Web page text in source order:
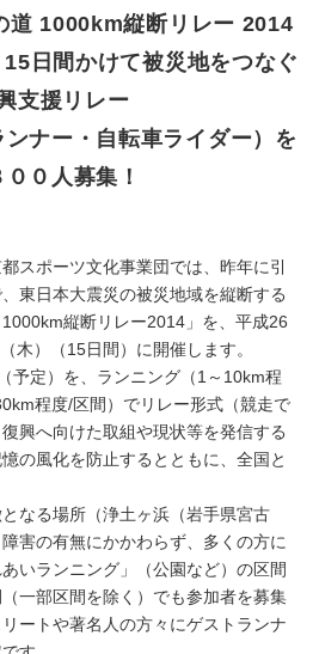
道 1000km縦断リレー 2014
日間かけて被災地をつなぐ
支援リレー
ナー・自転車ライダー）を
０人募集！
スポーツ文化事業団では、昨年に引
東日本大震災の被災地域を縦断する
縦断リレー2014」を、平成26
木）（15日間）に開催します。
定）を、ランニング（1～10km程
程度/区間）でリレー形式（競走で
興へ向けた取組や現状等を発信する
の風化を防止するとともに、全国と
なる場所（浄土ヶ浜（岩手県宮古
害の有無にかかわらず、多くの方に
いランニング」（公園など）の区間
一部区間を除く）でも参加者を募集
ートや著名人の方々にゲストランナ